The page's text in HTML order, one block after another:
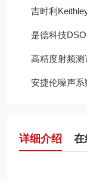
吉时利
是德科技
高精度射频测试
安捷伦噪声系
详细介绍 在